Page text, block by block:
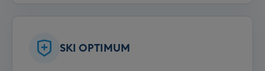
SKI OPTIMUM